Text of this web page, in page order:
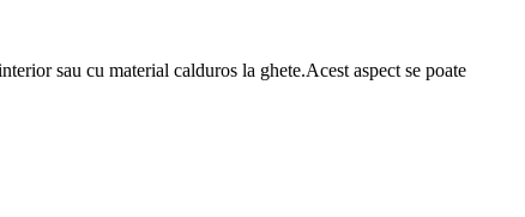
sau cu material calduros la ghete.Acest aspect se poate